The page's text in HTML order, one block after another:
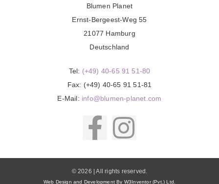
Blumen Planet
Ernst-Bergeest-Weg 55
21077 Hamburg
Deutschland
Tel: (+49) 40-65 91 51-80
Fax: (+49) 40-65 91 51-81
E-Mail: info@blumen-planet.com
© 2026 | All rights reserved.
Web Design and Development By W3Inventor (Pvt.) Ltd.